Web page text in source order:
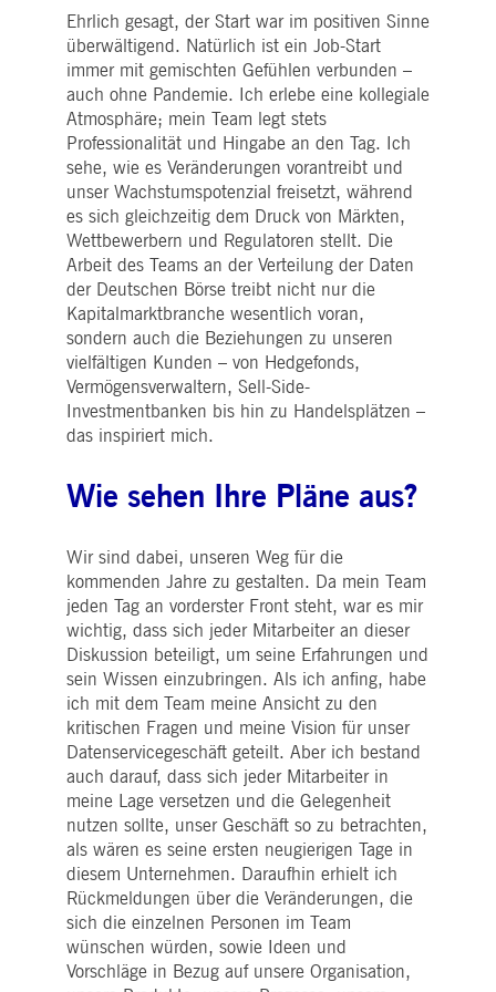
Ehrlich gesagt, der Start war im positiven Sinne
überwältigend. Natürlich ist ein Job-Start
immer mit gemischten Gefühlen verbunden –
auch ohne Pandemie. Ich erlebe eine kollegiale
Atmosphäre; mein Team legt stets
Professionalität und Hingabe an den Tag. Ich
sehe, wie es Veränderungen vorantreibt und
unser Wachstumspotenzial freisetzt, während
es sich gleichzeitig dem Druck von Märkten,
Wettbewerbern und Regulatoren stellt. Die
Arbeit des Teams an der Verteilung der Daten
der Deutschen Börse treibt nicht nur die
Kapitalmarktbranche wesentlich voran,
sondern auch die Beziehungen zu unseren
vielfältigen Kunden – von Hedgefonds,
Vermögensverwaltern, Sell-Side-
Investmentbanken bis hin zu Handelsplätzen –
das inspiriert mich.
Wie sehen Ihre Pläne aus?
Wir sind dabei, unseren Weg für die
kommenden Jahre zu gestalten. Da mein Team
jeden Tag an vorderster Front steht, war es mir
wichtig, dass sich jeder Mitarbeiter an dieser
Diskussion beteiligt, um seine Erfahrungen und
sein Wissen einzubringen. Als ich anfing, habe
ich mit dem Team meine Ansicht zu den
kritischen Fragen und meine Vision für unser
Datenservicegeschäft geteilt. Aber ich bestand
auch darauf, dass sich jeder Mitarbeiter in
meine Lage versetzen und die Gelegenheit
nutzen sollte, unser Geschäft so zu betrachten,
als wären es seine ersten neugierigen Tage in
diesem Unternehmen. Daraufhin erhielt ich
Rückmeldungen über die Veränderungen, die
sich die einzelnen Personen im Team
wünschen würden, sowie Ideen und
Vorschläge in Bezug auf unsere Organisation,
broadcaster.walls.io
Woche
Unterstützung der
Anwendungsfällen nach
dem Chromium-Update
erstellen wir zusätzliche
Klebrigkeits-Cookies für
dem Namen
AWSALBCORS (ALB).
deutsche-
boerse.com
Sitzung
Dieses Cookie ist für die
CAE-Verbindung
erforderlich.
CookieScript
.deutsche-
boerse.com
Cookie-Script.com-Dienst
verwendet, um die
speichern. Das Cookie-
Banner von Cookie-
deutsche-
boerse.com
LinkedIn
5
Wochen
Wird verwendet, um die
speichern
deutsche-
boerse.com
Sitzung
Dieses Cookie wird vom
Application Gateway
zusätzlich zu
verwendet, um die Sticky
Session auch bei Cross-
Origin-Anfragen
aufrechtzuerhalten.
www.eurex.com Sitzung
Dieses Cookie wird in
Verbindung mit dem
Lastausgleich verwendet,
um sicherzustellen, dass
Client-Anfragen auf den
gleichen Server für jede
Browsersitzung gerichtet
werden, die
Benutzererfahrung durch
die Förderung einer
effektiven
(Cross-Origin Resource
Sharing) Version die